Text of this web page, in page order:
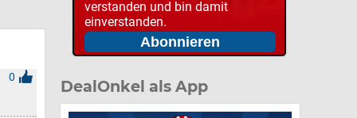
0
verstanden und bin damit
einverstanden.
DealOnkel als App